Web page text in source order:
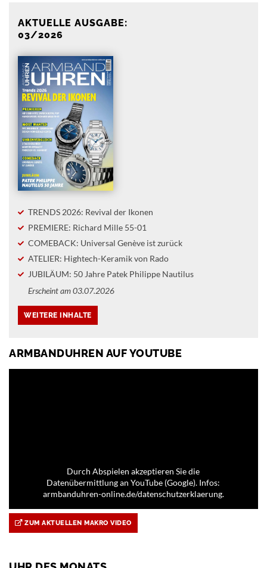
AKTUELLE AUSGABE:
03/2026
TRENDS 2026: Revival der Ikonen
PREMIERE: Richard Mille 55-01
COMEBACK: Universal Genève ist zurück
ATELIER: Hightech-Keramik von Rado
JUBILÄUM: 50 Jahre Patek Philippe Nautilus
Erscheint am 03.07.2026
ARMBANDUHREN AUF YOUTUBE
Durch Abspielen akzeptieren Sie die
Datenübermittlung an YouTube (Google). Infos:
armbanduhren-online.de/datenschutzerklaerung.
ZUM AKTUELLEN MAKRO VIDEO